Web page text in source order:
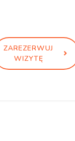
ZAREZERWUJ
WIZYTĘ